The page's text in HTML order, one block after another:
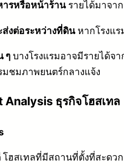
ารหรือหน้าร้านรายได้มาจา
งต่อระหว่างที่ดินหากโรงแร
ๆ บางโรงแรมอาจมีรายได้จ
มชมภาพยนตร์กลางแจ้ง
Analysis ธุรกิจโฮสเทล
โฮสเทลที่มีสถานที่ตั้งที่สะดว